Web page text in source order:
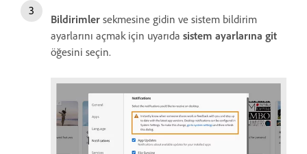
Bildirimler sekmesine gidin ve sistem bildirim
ayarlarını açmak için uyarıda sistem ayarlarına git
öğesini seçin.